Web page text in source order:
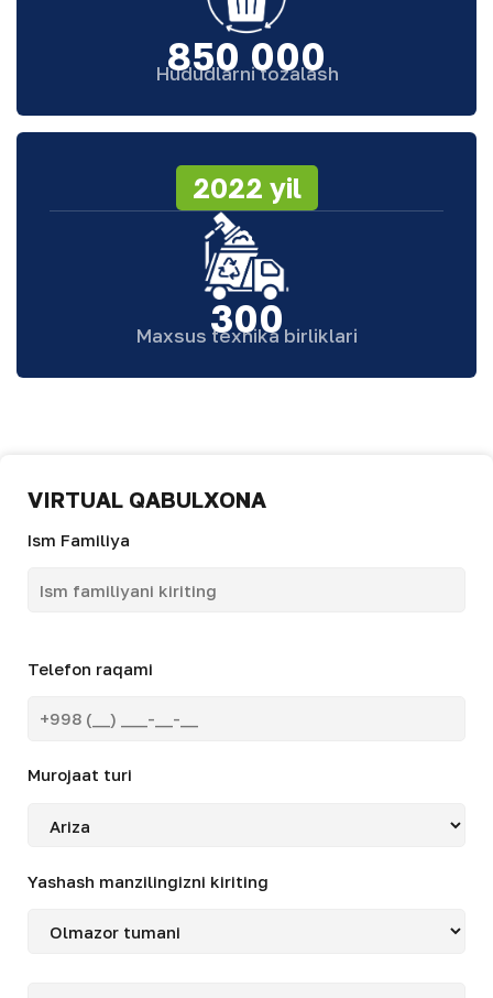
850 000
Hududlarni tozalash
2022 yil
300
Maxsus texnika birliklari
VIRTUAL QABULXONA
Ism Familiya
Telefon raqami
Murojaat turi
Yashash manzilingizni kiriting